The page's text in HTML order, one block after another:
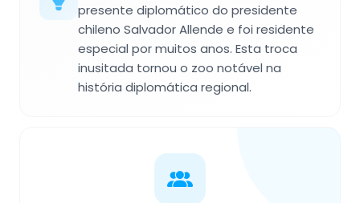
presente diplomático do presidente
chileno Salvador Allende e foi residente
especial por muitos anos. Esta troca
inusitada tornou o zoo notável na
história diplomática regional.